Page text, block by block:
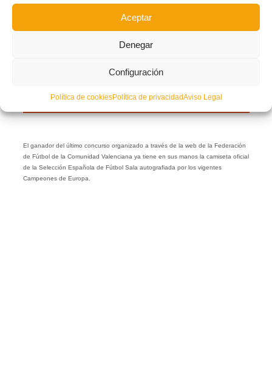
Aceptar
Denegar
Configuración
Política de cookiesPolítica de privacidadAviso Legal
El ganador del último concurso organizado a través de la web de la Federación
de Fútbol de la Comunidad Valenciana ya tiene en sus manos la camiseta oficial
de la Selección Española de Fútbol Sala autografiada por los vigentes
Campeones de Europa.